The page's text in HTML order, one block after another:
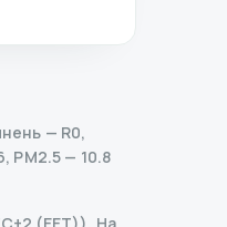
— R0,
PM2.5 — 10.8